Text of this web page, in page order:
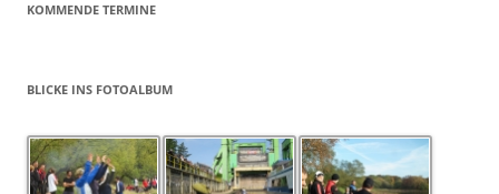
KOMMENDE TERMINE
BLICKE INS FOTOALBUM